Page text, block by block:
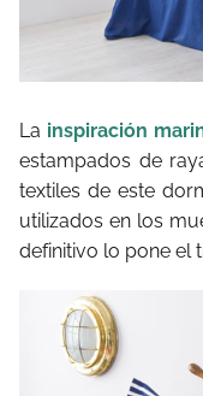
La inspiración
estampados de
textiles de este
utilizados en los
definitivo lo pone el